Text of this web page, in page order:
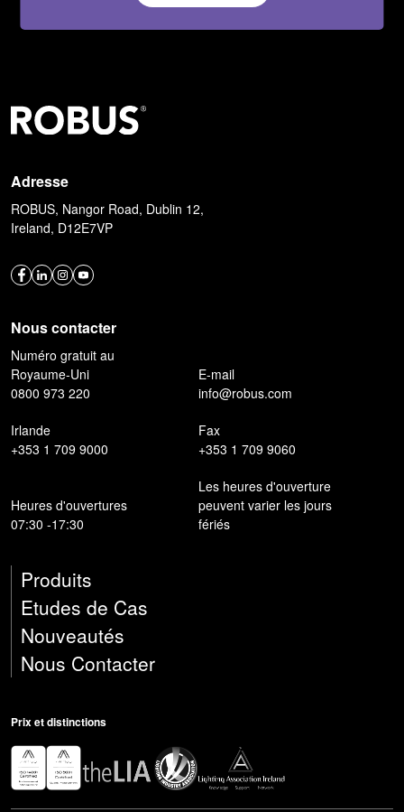
Adresse
ROBUS, Nangor Road, Dublin 12,
Ireland, D12E7VP
Nous contacter
Numéro gratuit au
Royaume-Uni
0800 973 220
E-mail
info@robus.com
Irlande
+353 1 709 9000
Fax
+353 1 709 9060
Heures d'ouvertures
07:30 -17:30
Les heures d'ouverture
peuvent varier les jours
fériés
Produits
Etudes de Cas
Nouveautés
Nous Contacter
Prix ​​et distinctions